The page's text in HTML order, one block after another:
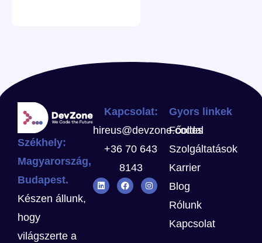
Székhely:
Magyarország,
Budapest.
Készen állunk,
hogy
világszerte a
Kapcsolat:
hireus@devzone.codes
+36 70 643
8143
Gyors linkek
Főoldal
Szolgáltatások
Karrier
Blog
Rólunk
Kapcsolat